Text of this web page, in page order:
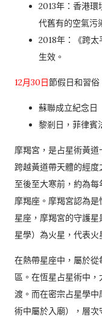
2013年：香港
代舊有的空氣污
2018年：《跨
生效。
12月30日節假日和習俗
蘇聯成立紀念日
黎剎日，菲律賓
摩羯宮，是占星術黃
跨越黃道帶天體的經
至後至大寒前，約為每
摩羯座。摩羯宮認為
星座，摩羯宮的守護
星學）為火星，代表火
在熱帶星座中，屬於從
區。在恆星占星術中，
渡。而在密宗占星學
術中屬於入廟），層次